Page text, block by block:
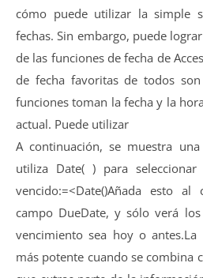
cómo puede utilizar la simple
fechas. Sin embargo, puede
de las funciones de fecha de
de fecha favoritas de todos
funciones toman la fecha y la
actual. Puede utilizar
A continuación, se muestra
utiliza Date( ) para
vencido:=<Date()Añada esto
campo DueDate, y sólo verá
vencimiento sea hoy o
más potente cuando se combina